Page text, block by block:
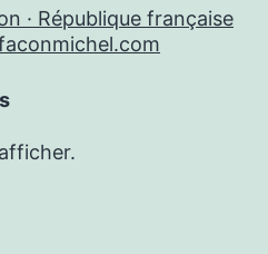
· République française